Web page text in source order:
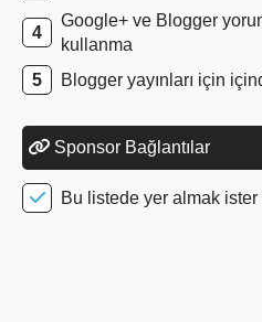
Google+ ve Blogger
kullanma
Blogger yayınları için
Sponsor Bağlantılar
Bu listede yer almak